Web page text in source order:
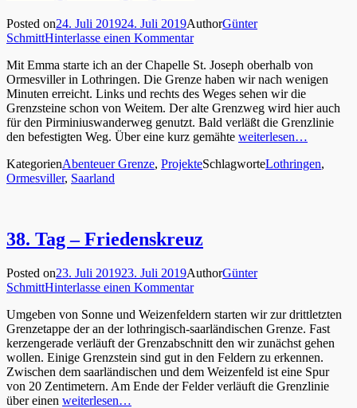
Posted on24. Juli 201924. Juli 2019AuthorGünter
SchmittHinterlasse einen Kommentar
Mit Emma starte ich an der Chapelle St. Joseph oberhalb von
Ormesviller in Lothringen. Die Grenze haben wir nach wenigen
Minuten erreicht. Links und rechts des Weges sehen wir die
Grenzsteine schon von Weitem. Der alte Grenzweg wird hier auch
für den Pirminiuswanderweg genutzt. Bald verläßt die Grenzlinie
den befestigten Weg. Über eine kurz gemähte weiterlesen…
KategorienAbenteuer Grenze, ProjekteSchlagworteLothringen,
Ormesviller, Saarland
38. Tag – Friedenskreuz
Posted on23. Juli 201923. Juli 2019AuthorGünter
SchmittHinterlasse einen Kommentar
Umgeben von Sonne und Weizenfeldern starten wir zur drittletzten
Grenzetappe der an der lothringisch-saarländischen Grenze. Fast
kerzengerade verläuft der Grenzabschnitt den wir zunächst gehen
wollen. Einige Grenzstein sind gut in den Feldern zu erkennen.
Zwischen dem saarländischen und dem Weizenfeld ist eine Spur
von 20 Zentimetern. Am Ende der Felder verläuft die Grenzlinie
über einen weiterlesen…